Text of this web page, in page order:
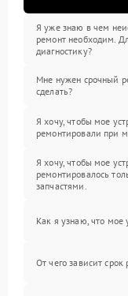
Я уже знаю в чем
ремонт необходим.
диагностику?
Мне нужен срочный
сделать?
Я хочу, чтобы мое
ремонтировали при
Я хочу, чтобы мое
ремонтировалось
запчастями.
Как я узнаю, что мое
От чего зависит